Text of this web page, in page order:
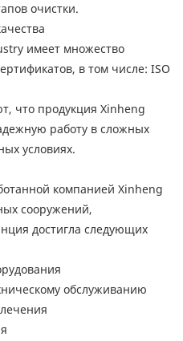
очистки.
имеет множество
в том числе: ISO
что продукция Xinheng
работу в сложных
условиях.
компанией Xinheng
сооружений,
достигла следующих
обслуживанию